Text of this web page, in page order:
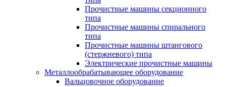
Прочистные машины секционного
типа
Прочистные машины спирального
типа
Прочистные машины штангового
(стержневого) типа
Электрические прочистные машины
Металлообрабатывающее оборудование
Вальцовочное оборудование